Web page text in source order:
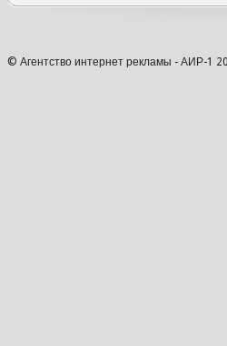
© Агентство интернет рекламы - АИР-1